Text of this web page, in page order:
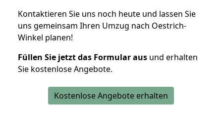
Kontaktieren Sie uns noch heute und lassen Sie
uns gemeinsam Ihren Umzug nach Oestrich-
Winkel planen!
Füllen Sie jetzt das Formular aus und erhalten
Sie kostenlose Angebote.
Kostenlose Angebote erhalten